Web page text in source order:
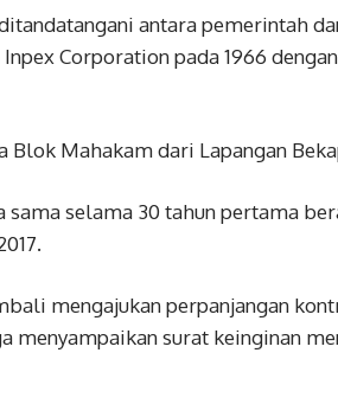
antara pemerintah
Corporation pada 1966
Blok Mahakam dari Lapangan
sama selama 30 tahun pertama
mengajukan perpanjangan
menyampaikan surat keinginan